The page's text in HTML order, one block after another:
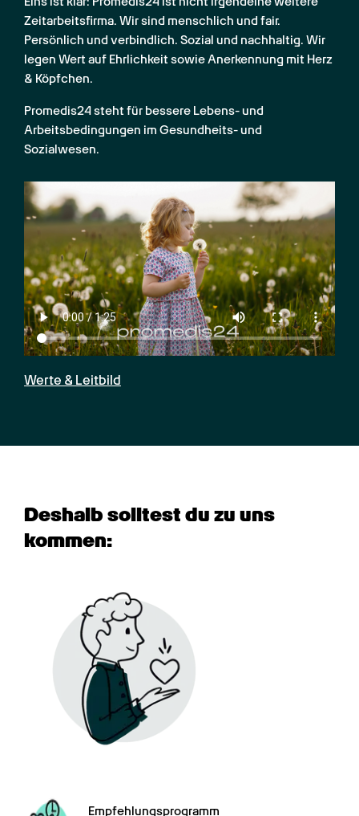
Werte & Leitbild
Zeitarbeitsfirma. Wir sind menschlich und fair.
Persönlich und verbindlich. Sozial und nachhaltig. Wir
legen Wert auf Ehrlichkeit sowie Anerkennung mit Herz
& Köpfchen.
Promedis24 steht für bessere Lebens- und
Arbeitsbedingungen im Gesundheits- und
Sozialwesen.
Deshalb solltest du zu uns
kommen:
Empfehlungsprogramm